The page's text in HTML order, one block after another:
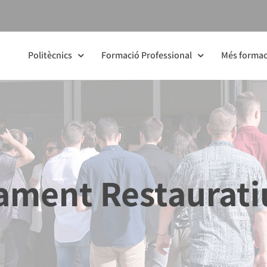
Politècnics Formació Professional Més